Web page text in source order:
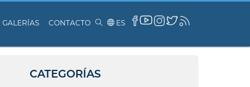
GALERÍAS CONTACTO ES
CATEGORÍAS